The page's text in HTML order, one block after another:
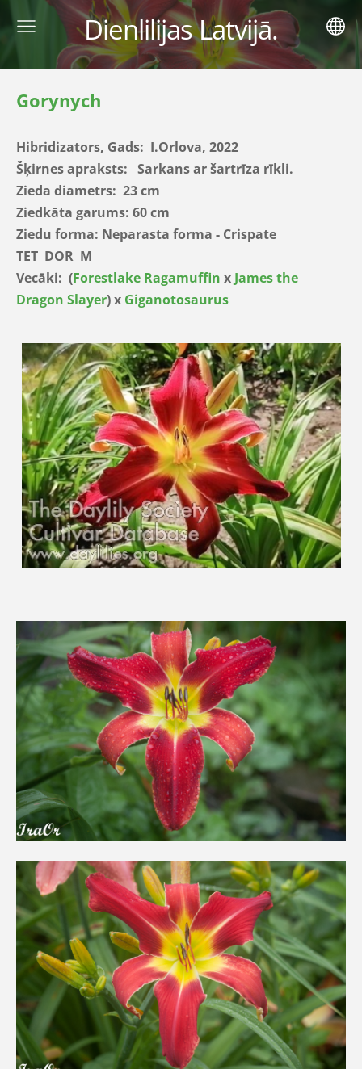
Dienlilijas Latvijā.
Gorynych
Hibridizators, Gads: I.Orlova, 2022
Šķirnes apraksts: Sarkans ar šartrīza rīkli.
Zieda diametrs: 23 cm
Ziedkāta garums: 60 cm
Ziedu forma: Neparasta forma - Crispate
TET DOR M
Vecāki: (Forestlake Ragamuffin x James the
Dragon Slayer) x Giganotosaurus